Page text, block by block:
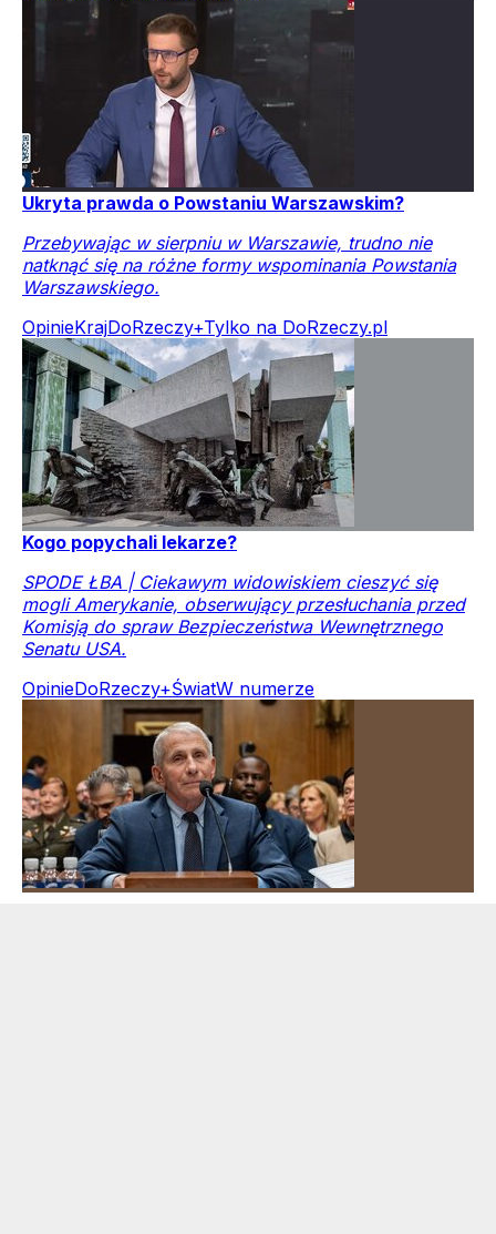
Ukryta prawda o Powstaniu Warszawskim?
Przebywając w sierpniu w Warszawie, trudno nie
natknąć się na różne formy wspominania Powstania
Warszawskiego.
OpinieKrajDoRzeczy+Tylko na DoRzeczy.pl
Kogo popychali lekarze?
SPODE ŁBA | Ciekawym widowiskiem cieszyć się
mogli Amerykanie, obserwujący przesłuchania przed
Komisją do spraw Bezpieczeństwa Wewnętrznego
Senatu USA.
OpinieDoRzeczy+ŚwiatW numerze